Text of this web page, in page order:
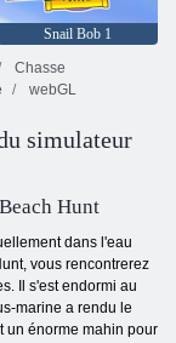
Snail Bob 1
Chasse
webGL
simulateur
Hunt
dans l'eau
vous rencontrerez
Il s'est endormi au
marine a rendu le
un énorme mahin pour